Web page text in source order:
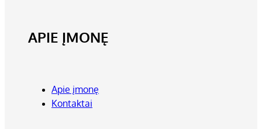
APIE ĮMONĘ
Apie įmonę
Kontaktai